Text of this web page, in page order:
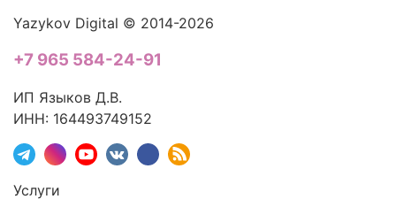
Yazykov Digital © 2014-2026
+7 965 584-24-91
ИП Языков Д.В.
ИНН: 164493749152
Услуги